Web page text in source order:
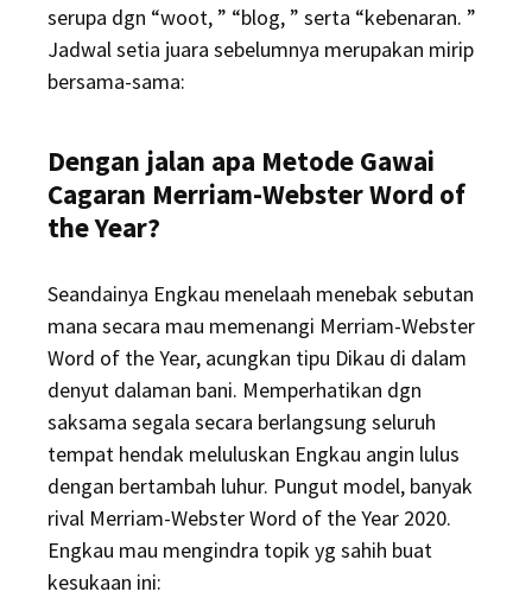
serupa dgn “woot, ” “blog, ” serta “kebenaran. ”
Jadwal setia juara sebelumnya merupakan mirip
bersama-sama:
Dengan jalan apa Metode Gawai
Cagaran Merriam-Webster Word of
the Year?
Seandainya Engkau menelaah menebak sebutan
mana secara mau memenangi Merriam-Webster
Word of the Year, acungkan tipu Dikau di dalam
denyut dalaman bani. Memperhatikan dgn
saksama segala secara berlangsung seluruh
tempat hendak meluluskan Engkau angin lulus
dengan bertambah luhur. Pungut model, banyak
rival Merriam-Webster Word of the Year 2020.
Engkau mau mengindra topik yg sahih buat
kesukaan ini: